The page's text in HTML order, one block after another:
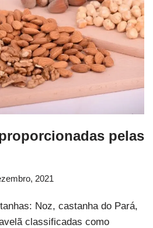
pelas
2021
Noz, castanha do Pará,
classificadas como